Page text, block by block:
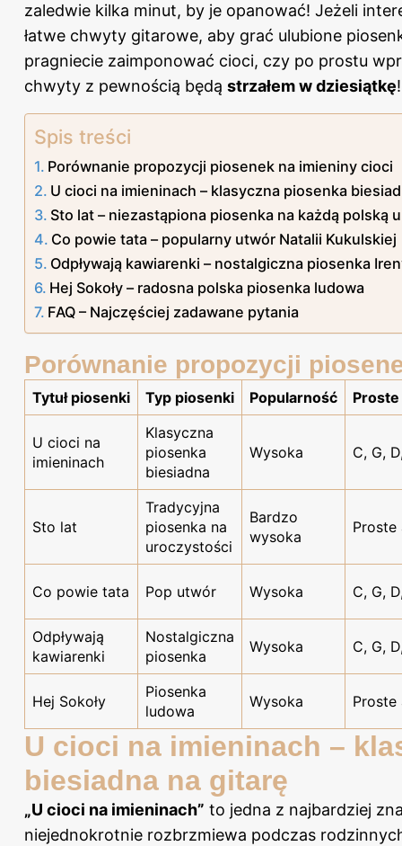
zaledwie kilka minut, by je opanować! Jeżeli
łatwe chwyty gitarowe, aby grać ulubione
pragniecie zaimponować cioci, czy po prostu
chwyty z pewnością będą strzałem w dziesiątkę!
Spis treści
Porównanie propozycji piosenek na imieniny cioci
U cioci na imieninach – klasyczna piosenka
Sto lat – niezastąpiona piosenka na każdą polską
Co powie tata – popularny utwór Natalii Kukulskiej
Odpływają kawiarenki – nostalgiczna piosenka
Hej Sokoły – radosna polska piosenka ludowa
FAQ – Najczęściej zadawane pytania
Porównanie propozycji
Tytuł piosenki Typ piosenki Popularność
U cioci na
imieninach
Klasyczna
piosenka
biesiadna
Wysoka C, G,
Sto lat
Tradycyjna
piosenka na
uroczystości
Bardzo
wysoka
Proste
Co powie tata Pop utwór Wysoka C, G,
Odpływają
kawiarenki
Nostalgiczna
piosenka
Wysoka C, G,
Hej Sokoły
Piosenka
ludowa
Wysoka Proste
U cioci na imieninach –
biesiadna na gitarę
„U cioci na imieninach” to jedna z najbardziej
niejednokrotnie rozbrzmiewa podczas